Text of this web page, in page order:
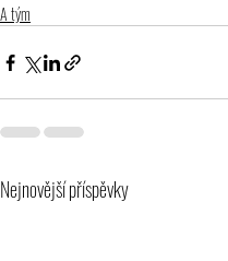
A tým
Nejnovější příspěvky